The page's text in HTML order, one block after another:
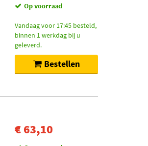
Op voorraad
Vandaag voor 17:45 besteld,
binnen 1 werkdag bij u
geleverd.
Bestellen
€ 63,10